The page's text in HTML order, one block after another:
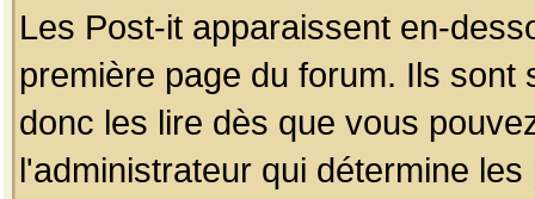
Les Post-it apparaissent en-
première page du forum. Ils
donc les lire dès que vous
l'administrateur qui détermine